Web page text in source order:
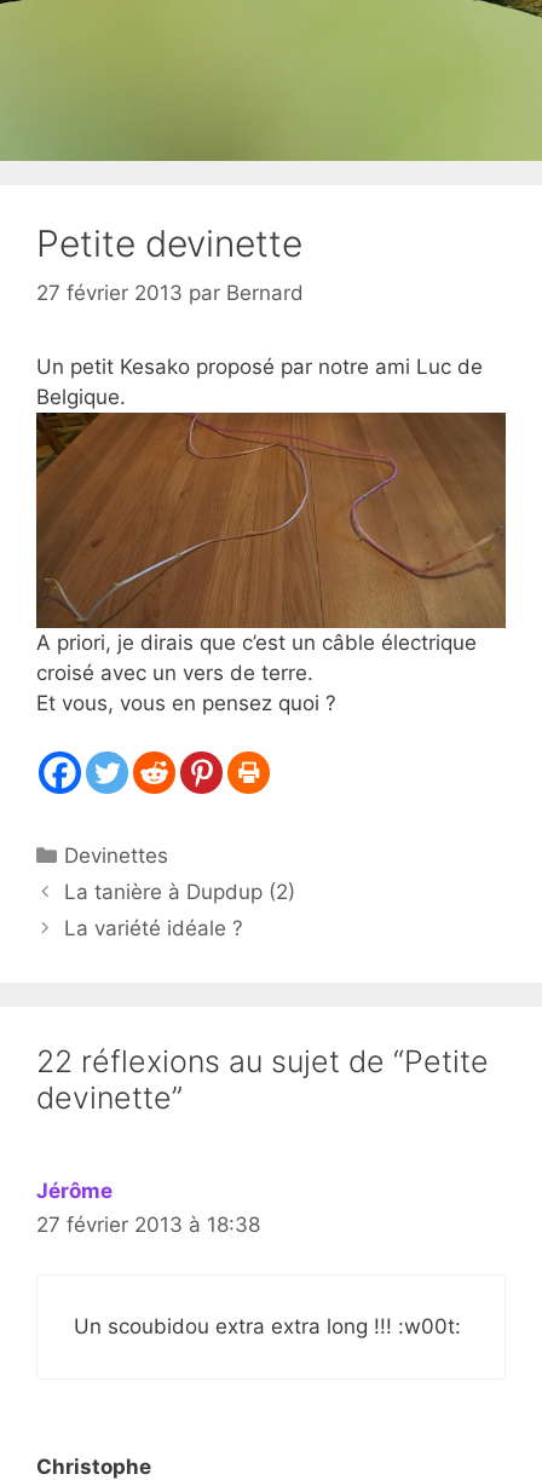
Petite devinette
27 février 2013 par Bernard
Un petit Kesako proposé par notre ami Luc de
Belgique.
A priori, je dirais que c’est un câble électrique
croisé avec un vers de terre.
Et vous, vous en pensez quoi ?
Catégories
Devinettes
La tanière à Dupdup (2)
La variété idéale ?
22 réflexions au sujet de “Petite
devinette”
Jérôme
27 février 2013 à 18:38
Un scoubidou extra extra long !!! :w00t:
Christophe